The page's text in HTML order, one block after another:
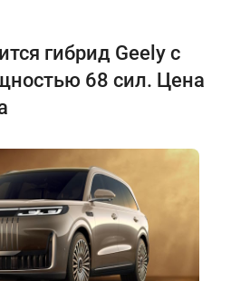
гибрид Geely с
68 сил. Цена